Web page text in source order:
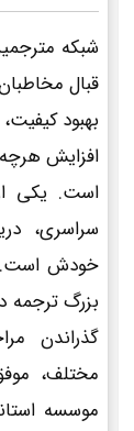
شبکه
قبال
بهبود
افزایش
است. یکی
سراسری،
خودش است.
بزرگ ترجمه
گذراندن
مختلف،
موسسه